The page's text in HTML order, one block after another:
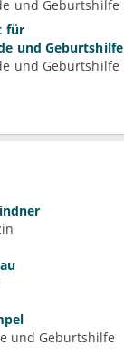
und Geburtshilfe
für
und Geburtshilfe
und Geburtshilfe
und Geburtshilfe